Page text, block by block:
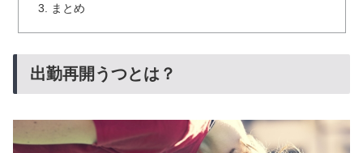
まとめ
出勤再開うつとは？